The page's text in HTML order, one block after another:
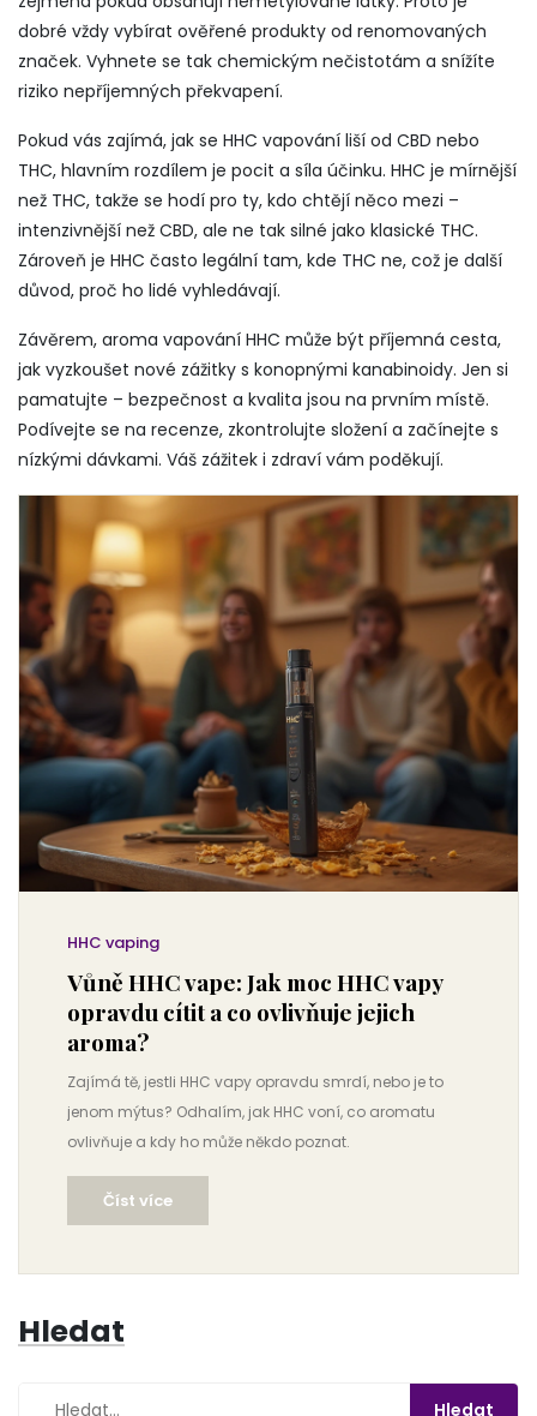
dobré vždy vybírat ověřené produkty od renomovaných
značek. Vyhnete se tak chemickým nečistotám a snížíte
riziko nepříjemných překvapení.
Pokud vás zajímá, jak se HHC vapování liší od CBD nebo
THC, hlavním rozdílem je pocit a síla účinku. HHC je mírnější
než THC, takže se hodí pro ty, kdo chtějí něco mezi –
intenzivnější než CBD, ale ne tak silné jako klasické THC.
Zároveň je HHC často legální tam, kde THC ne, což je další
důvod, proč ho lidé vyhledávají.
Závěrem, aroma vapování HHC může být příjemná cesta,
jak vyzkoušet nové zážitky s konopnými kanabinoidy. Jen si
pamatujte – bezpečnost a kvalita jsou na prvním místě.
Podívejte se na recenze, zkontrolujte složení a začínejte s
nízkými dávkami. Váš zážitek i zdraví vám poděkují.
HHC vaping
Vůně HHC vape: Jak moc HHC vapy
opravdu cítit a co ovlivňuje jejich
aroma?
Zajímá tě, jestli HHC vapy opravdu smrdí, nebo je to
jenom mýtus? Odhalím, jak HHC voní, co aromatu
ovlivňuje a kdy ho může někdo poznat.
Číst více
Hledat